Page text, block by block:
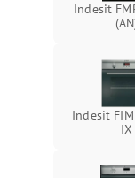
Indesit
Indesit
IX